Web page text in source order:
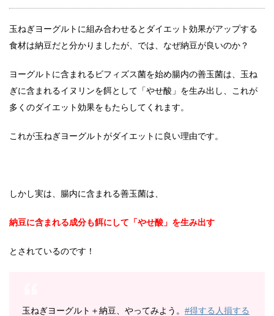
玉ねぎヨーグルトに組み合わせるとダイエット効果がアップする
食材は納豆だと分かりましたが、では、なぜ納豆が良いのか？
ヨーグルトに含まれるビフィズス菌を始め腸内の善玉菌は、玉ね
ぎに含まれるイヌリンを餌として「やせ酸」を生み出し、これが
多くのダイエット効果をもたらしてくれます。
これが玉ねぎヨーグルトがダイエットに良い理由です。
しかし実は、腸内に含まれる善玉菌は、
納豆に含まれる成分も餌にして「やせ酸」を生み出す
とされているのです！
玉ねぎヨーグルト＋納豆、やってみよう。 #得する人損する